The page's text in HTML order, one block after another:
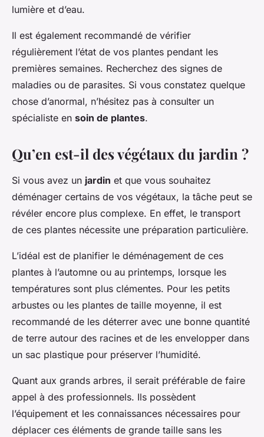
lumière et d’eau.
Il est également recommandé de vérifier
régulièrement l’état de vos plantes pendant les
premières semaines. Recherchez des signes de
maladies ou de parasites. Si vous constatez quelque
chose d’anormal, n’hésitez pas à consulter un
spécialiste en soin de plantes.
Qu’en est-il des végétaux du jardin ?
Si vous avez un jardin et que vous souhaitez
déménager certains de vos végétaux, la tâche peut se
révéler encore plus complexe. En effet, le transport
de ces plantes nécessite une préparation particulière.
L’idéal est de planifier le déménagement de ces
plantes à l’automne ou au printemps, lorsque les
températures sont plus clémentes. Pour les petits
arbustes ou les plantes de taille moyenne, il est
recommandé de les déterrer avec une bonne quantité
de terre autour des racines et de les envelopper dans
un sac plastique pour préserver l’humidité.
Quant aux grands arbres, il serait préférable de faire
appel à des professionnels. Ils possèdent
l’équipement et les connaissances nécessaires pour
déplacer ces éléments de grande taille sans les